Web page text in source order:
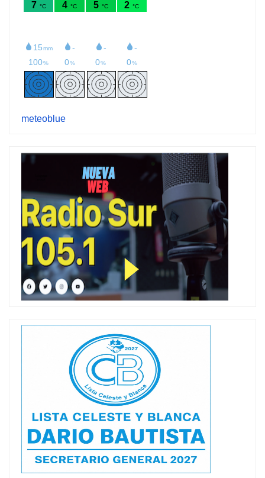
meteoblue